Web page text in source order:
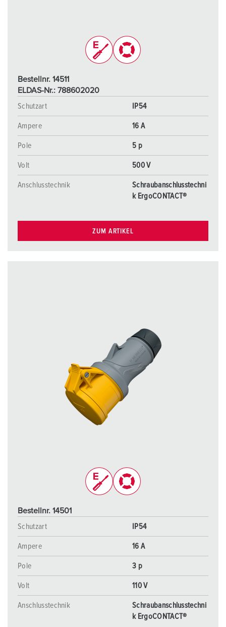
Bestellnr. 14511
ELDAS-Nr.: 788602020
Schutzart
IP54
Ampere 16 A
Pole 5 p
Volt 500 V
Anschlusstechnik
Schraubanschlusstechni
k ErgoCONTACT®
ZUM ARTIKEL
Bestellnr. 14501
Schutzart
IP54
Ampere 16 A
Pole 3 p
Volt 110 V
Anschlusstechnik
Schraubanschlusstechni
k ErgoCONTACT®